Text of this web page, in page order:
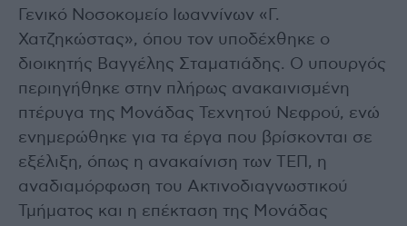
Γενικό Νοσοκομείο Ιωαννίνων «Γ.
Χατζηκώστας», όπου τον υποδέχθηκε ο
διοικητής Βαγγέλης Σταματιάδης. Ο υπουργός
περιηγήθηκε στην πλήρως ανακαινισμένη
πτέρυγα της Μονάδας Τεχνητού Νεφρού, ενώ
ενημερώθηκε για τα έργα που βρίσκονται σε
εξέλιξη, όπως η ανακαίνιση των ΤΕΠ, η
αναδιαμόρφωση του Ακτινοδιαγνωστικού
Τμήματος και η επέκταση της Μονάδας